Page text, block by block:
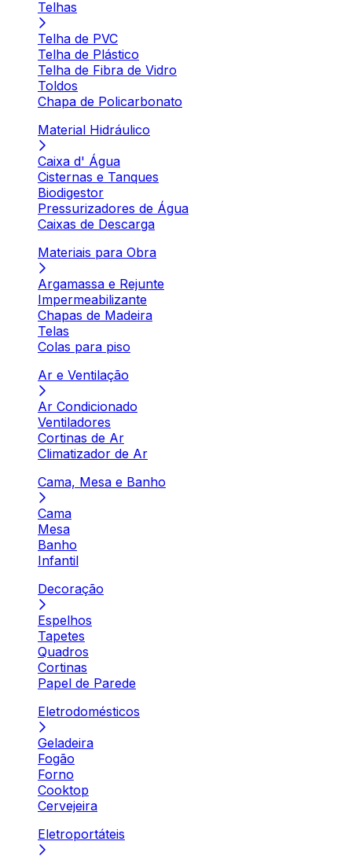
Telhas
Telha de PVC
Telha de Plástico
Telha de Fibra de Vidro
Toldos
Chapa de Policarbonato
Material Hidráulico
Caixa d' Água
Cisternas e Tanques
Biodigestor
Pressurizadores de Água
Caixas de Descarga
Materiais para Obra
Argamassa e Rejunte
Impermeabilizante
Chapas de Madeira
Telas
Colas para piso
Ar e Ventilação
Ar Condicionado
Ventiladores
Cortinas de Ar
Climatizador de Ar
Cama, Mesa e Banho
Cama
Mesa
Banho
Infantil
Decoração
Espelhos
Tapetes
Quadros
Cortinas
Papel de Parede
Eletrodomésticos
Geladeira
Fogão
Forno
Cooktop
Cervejeira
Eletroportáteis